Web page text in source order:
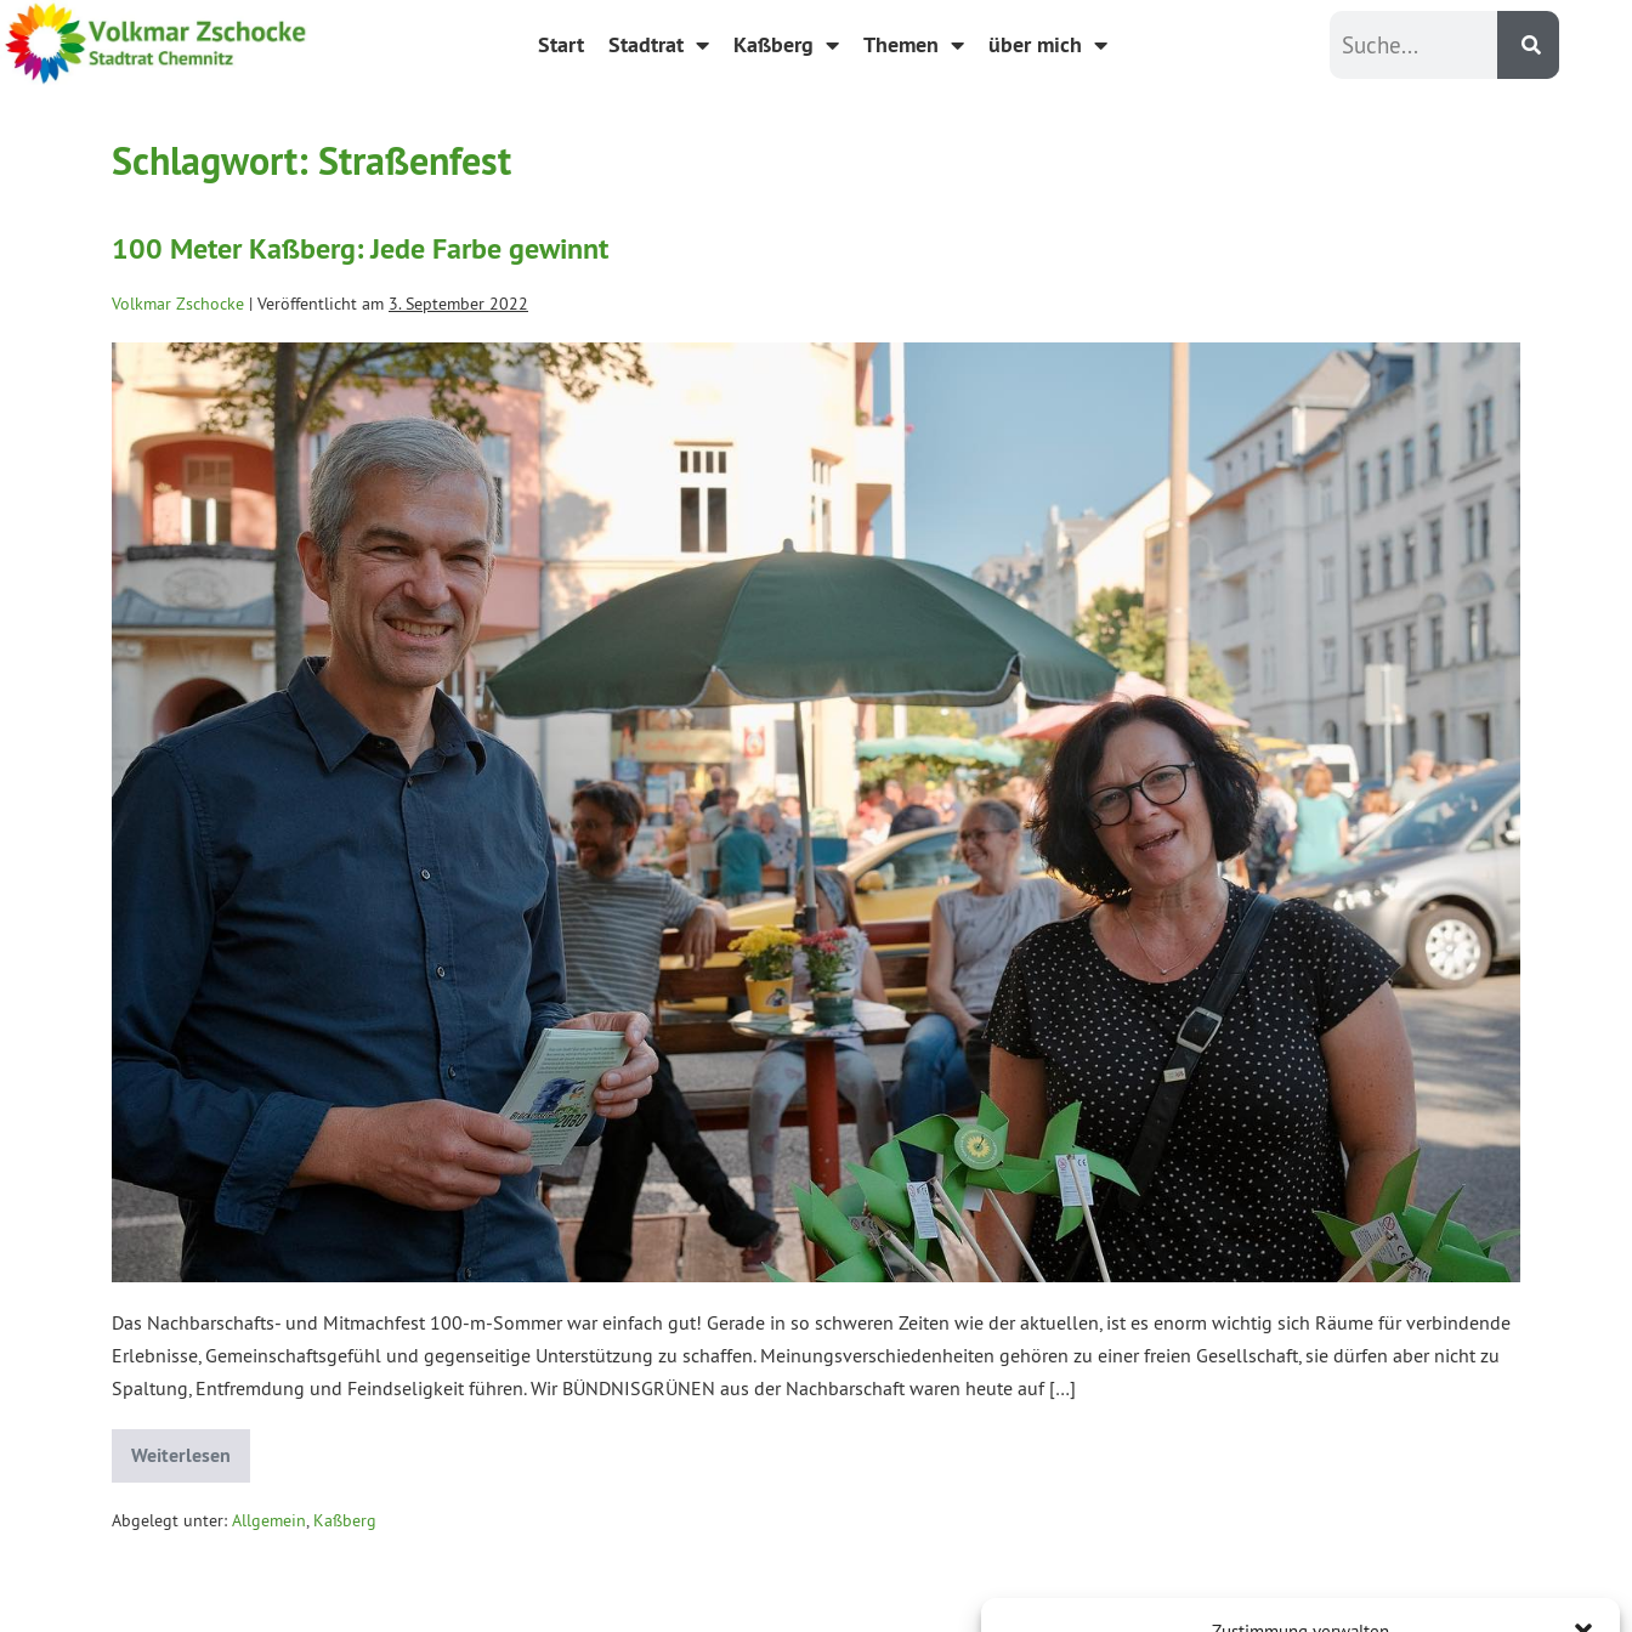
Start Stadtrat Kaßberg Themen über mich
Schlagwort: Straßenfest
100 Meter Kaßberg: Jede Farbe gewinnt
Volkmar Zschocke | Veröffentlicht am 3. September 2022
Das Nachbarschafts- und Mitmachfest 100-m-Sommer war einfach gut! Gerade in so schweren Zeiten wie der aktuellen, ist es enorm wichtig sich Räume für verbindende
Erlebnisse, Gemeinschaftsgefühl und gegenseitige Unterstützung zu schaffen. Meinungsverschiedenheiten gehören zu einer freien Gesellschaft, sie dürfen aber nicht zu
Spaltung, Entfremdung und Feindseligkeit führen. Wir BÜNDNISGRÜNEN aus der Nachbarschaft waren heute auf […]
Weiterlesen
Abgelegt unter: Allgemein, Kaßberg